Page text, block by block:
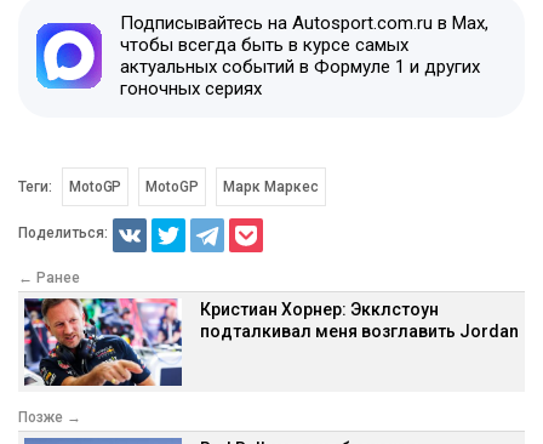
Подписывайтесь на Autosport.com.ru в Max,
чтобы всегда быть в курсе самых
актуальных событий в Формуле 1 и других
гоночных сериях
Теги: MotoGP MotoGP Марк Маркес
Поделиться:
← Ранее
Кристиан Хорнер: Экклстоун
подталкивал меня возглавить Jordan
Позже →